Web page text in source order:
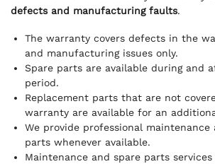
defects and manufacturing faults.
The warranty covers defects in the
and manufacturing issues only.
Spare parts are available during and
period.
Replacement parts that are not
warranty are available for an
We provide professional maintenance
parts whenever available.
Maintenance and spare parts